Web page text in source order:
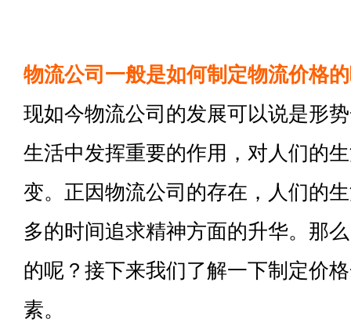
物流公司一般是如何制定物流价格
现如今物流公司的发展可以说是形
生活中发挥重要的作用，对人们的
变。正因物流公司的存在，人们的
多的时间追求精神方面的升华。那
的呢？接下来我们了解一下制定价
素。